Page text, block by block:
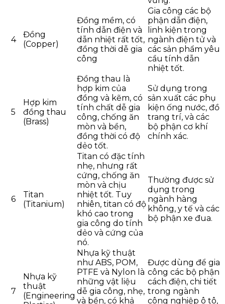
4
Đồng
(Copper)
Đồng mềm, có
tính dẫn điện và
dẫn nhiệt rất tốt,
đồng thời dễ gia
công
Gia công các bộ
phận dẫn điện,
linh kiện trong
ngành điện tử và
các sản phẩm yêu
cầu tính dẫn
nhiệt tốt.
5
Hợp kim
đồng thau
(Brass)
Đồng thau là
hợp kim của
đồng và kẽm, có
tính chất dễ gia
công, chống ăn
mòn và bền,
đồng thời có độ
dẻo tốt.
Sử dụng trong
sản xuất các phụ
kiện ống nước, đồ
trang trí, và các
bộ phận cơ khí
chính xác.
6
Titan
(Titanium)
Titan có đặc tính
nhẹ, nhưng rất
cứng, chống ăn
mòn và chịu
nhiệt tốt. Tuy
nhiên, titan có độ
khó cao trong
gia công do tính
dẻo và cứng của
nó.
Thường được sử
dụng trong
ngành hàng
không, y tế và các
bộ phận xe đua.
7
Nhựa kỹ
thuật
(Engineering
Nhựa kỹ thuật
như ABS, POM,
PTFE và Nylon là
những vật liệu
dễ gia công, nhẹ,
và bền, có khả
Được dùng để gia
công các bộ phận
cách điện, chi tiết
trong ngành
công nghiệp ô tô,